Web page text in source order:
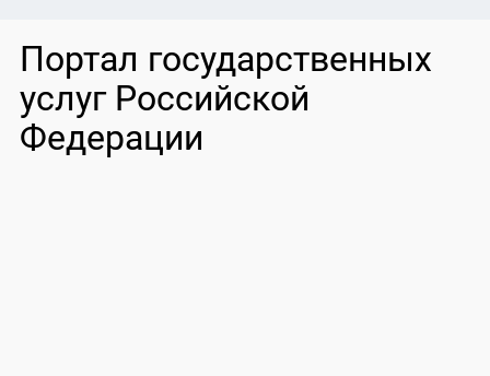
Портал государственных
услуг Российской
Федерации